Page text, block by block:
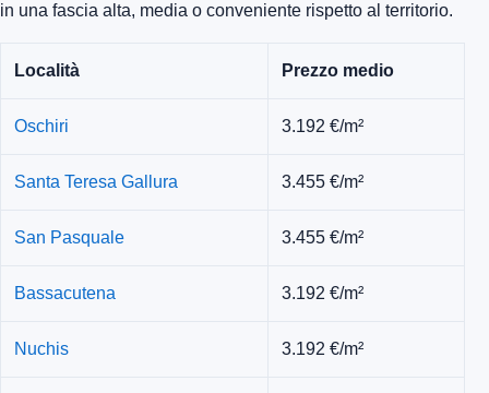
in una fascia alta, media o conveniente rispetto al territorio.
Località Prezzo medio
Oschiri 3.192 €/m²
Santa Teresa Gallura 3.455 €/m²
San Pasquale 3.455 €/m²
Bassacutena 3.192 €/m²
Nuchis 3.192 €/m²